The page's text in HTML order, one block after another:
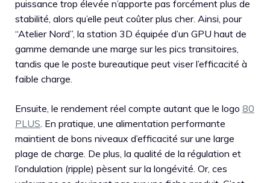
puissance trop élevée n’apporte pas forcément plus de
stabilité, alors qu’elle peut coûter plus cher. Ainsi, pour
“Atelier Nord”, la station 3D équipée d’un GPU haut de
gamme demande une marge sur les pics transitoires,
tandis que le poste bureautique peut viser l’efficacité à
faible charge.
Ensuite, le rendement réel compte autant que le logo 80
PLUS. En pratique, une alimentation performante
maintient de bons niveaux d’efficacité sur une large
plage de charge. De plus, la qualité de la régulation et
l’ondulation (ripple) pèsent sur la longévité. Or, ces